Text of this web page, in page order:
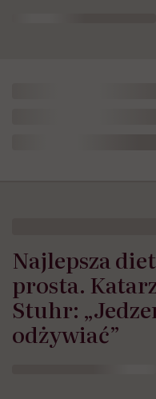
Najlepsza
prosta.
Stuhr:
odżywiać”